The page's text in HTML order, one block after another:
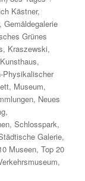
Kästner,
,Gemäldegalerie
Grünes
, Kraszewski,
Kunsthaus,
Physikalischer
, Museum,
, Neues
,
,Schlosspark,
Galerie,
Museen,Top 20
,